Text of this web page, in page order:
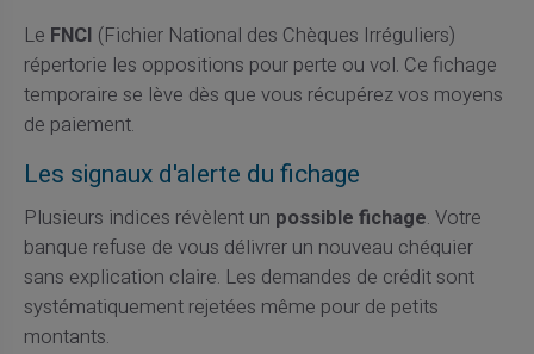
Le FNCI (Fichier National des Chèques Irréguliers)
répertorie les oppositions pour perte ou vol. Ce fichage
temporaire se lève dès que vous récupérez vos moyens
de paiement.
Les signaux d'alerte du fichage
Plusieurs indices révèlent un possible fichage. Votre
banque refuse de vous délivrer un nouveau chéquier
sans explication claire. Les demandes de crédit sont
systématiquement rejetées même pour de petits
montants.